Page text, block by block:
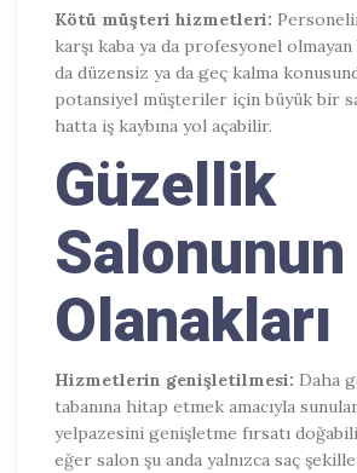
Kötü müşteri hizmetleri:
karşı kaba ya da profesyonel
da düzensiz ya da geç kalma
potansiyel müşteriler için büyük bir
hatta iş kaybına yol açabilir.
Güzellik
Salonunun
Olanakları
Hizmetlerin genişletilmesi: Daha
tabanına hitap etmek amacıyla
yelpazesini genişletme fırsatı
eğer salon şu anda yalnızca saç